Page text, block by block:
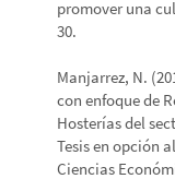
promover una
30.
Manjarrez, N.
con enfoque de
Hosterías del
Tesis en opción
Ciencias